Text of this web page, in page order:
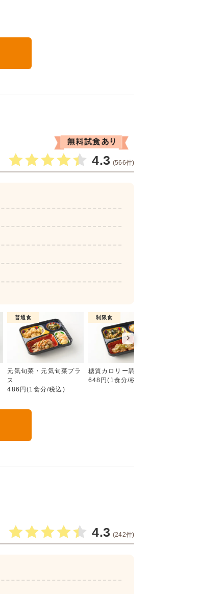
4.3 (566件)
彩り旬菜プラス
普通食
元気旬菜・元気旬菜プラ
ス
486円(1食分/税込)
制限食
糖質カロリー調整食
648円(1食分/税込)
4.3 (242件)